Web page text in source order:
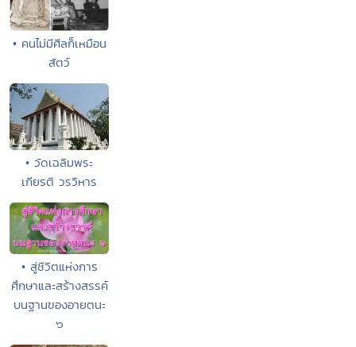
• คนไม่มีศีลก็เหมือน
สัตว์
• วัดเฉลิมพระ
เกียรติ วรวิหาร
• สู่ชีวิตแห่งการ
ศึกษาและสร้างสรรค์
บนฐานของอายตนะ
๖